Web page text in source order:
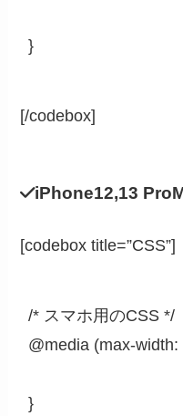
}
[/codebox]
iPhone12,13
[codebox title=”CSS”]
/* スマホ用のCSS */
@media (max-
}